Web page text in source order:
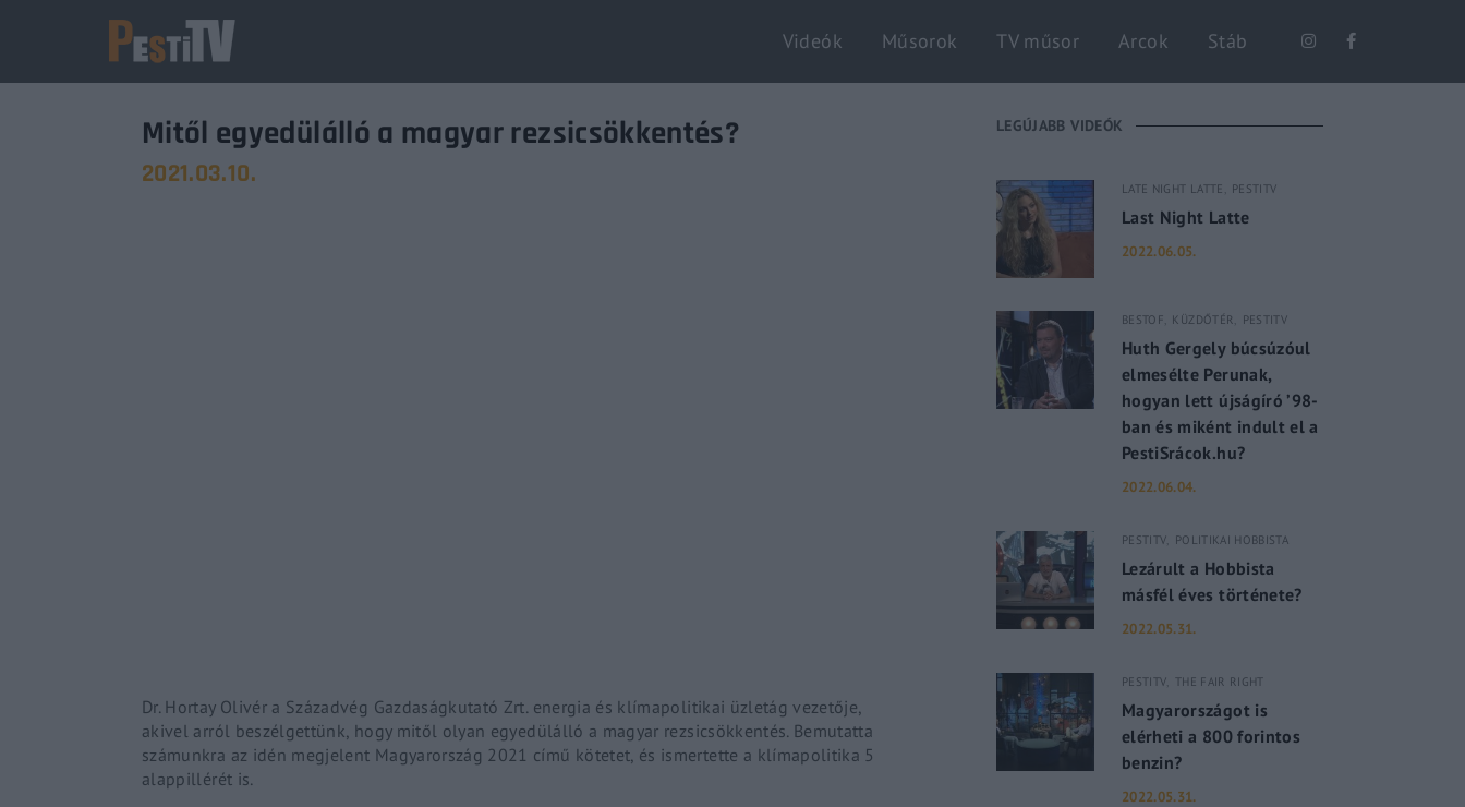
Videók Műsorok TV műsor Arcok Stáb
Mitől egyedülálló a magyar rezsicsökkentés?
2021.03.10.
Dr. Hortay Olivér a Századvég Gazdaságkutató Zrt. energia és klímapolitikai üzletág vezetője,
akivel arról beszélgettünk, hogy mitől olyan egyedülálló a magyar rezsicsökkentés. Bemutatta
számunkra az idén megjelent Magyarország 2021 című kötetet, és ismertette a klímapolitika 5
alappillérét is.
LEGÚJABB VIDEÓK
LATE NIGHT LATTE PESTITV
Last Night Latte
2022.06.05.
BESTOF KÜZDŐTÉR PESTITV
Huth Gergely búcsúzóul
elmesélte Perunak,
hogyan lett újságíró ’98-
ban és miként indult el a
PestiSrácok.hu?
2022.06.04.
PESTITV POLITIKAI HOBBISTA
Lezárult a Hobbista
másfél éves története?
2022.05.31.
PESTITV THE FAIR RIGHT
Magyarországot is
elérheti a 800 forintos
benzin?
2022.05.31.
Login Register
Lost Your Password?